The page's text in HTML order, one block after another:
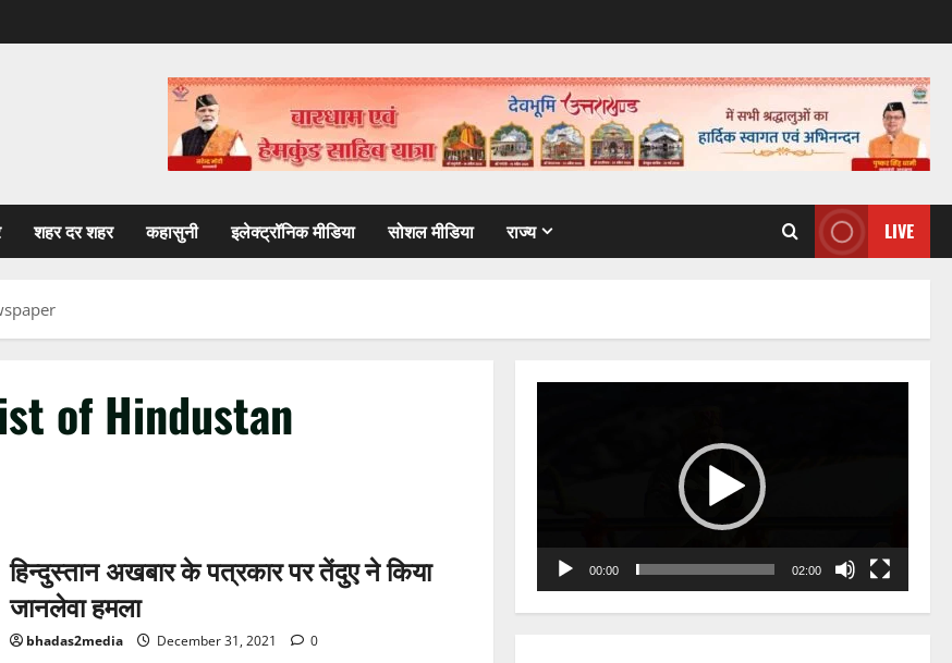
शहर दर शहर कहासुनी इलेक्ट्रॉनिक मीडिया सोशल मीडिया राज्य LIVE
of Hindustan
हिन्दुस्तान अखबार के पत्रकार पर तेंदुए ने किया
जानलेवा हमला
bhadas2media December 31, 2021 0
00:00 02:00